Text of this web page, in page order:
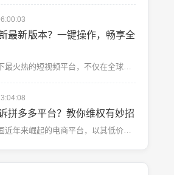
最新版本？一键操作，畅享全
抖音，作为时下最火热的短视频平台，不仅在全球范围内广受欢迎，其不断更新的新功能与优化也吸引着用户的关...
拼多多平台？教你维权有妙招
拼多多作为中国近年来崛起的电商平台，以其低价、拼团模式迅速占领市场，但随之而来的消费者维权问题也频频...